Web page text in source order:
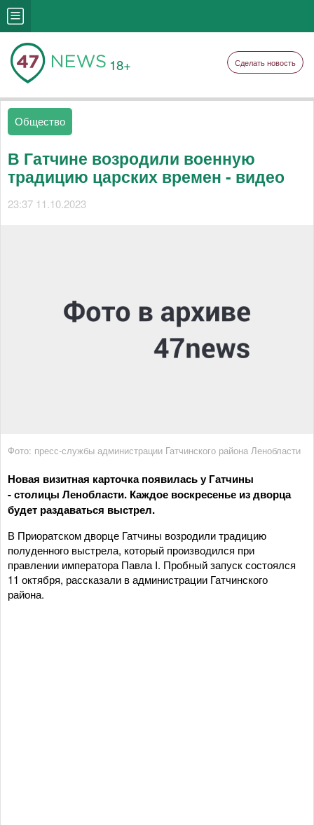
18+ Сделать новость
Общество
В Гатчине возродили военную
традицию царских времен - видео
23:37 11.10.2023
Фото: пресс-службы администрации Гатчинского района Ленобласти
Новая визитная карточка появилась у Гатчины
- столицы Ленобласти. Каждое воскресенье из дворца
будет раздаваться выстрел.
В Приоратском дворце Гатчины возродили традицию
полуденного выстрела, который производился при
правлении императора Павла I. Пробный запуск состоялся
11 октября, рассказали в администрации Гатчинского
района.